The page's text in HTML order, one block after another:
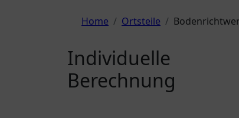
Home Ortsteile
Individuelle
Berechnung